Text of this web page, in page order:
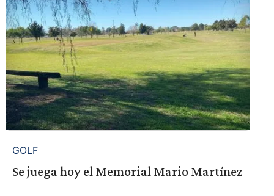
GOLF
Se juega hoy el Memorial Mario Martínez